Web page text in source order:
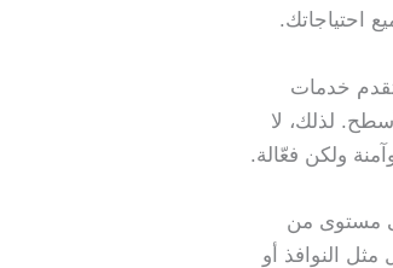
احتياجاتك.
خدمات
لذلك، لا
ولكن فعّالة.
مستوى من
النوافذ أو